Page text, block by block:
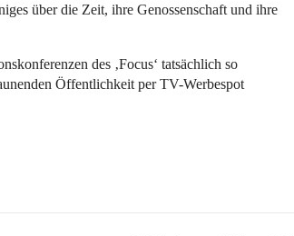
über die Zeit, ihre Genossenschaft und ihre
des ‚Focus‘ tatsächlich so
Öffentlichkeit per TV-Werbespot